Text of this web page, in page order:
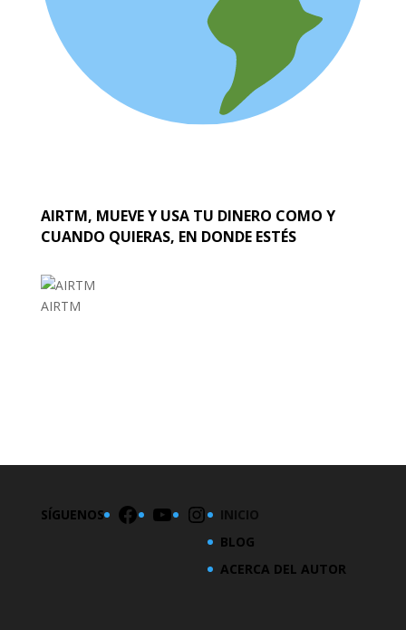
AIRTM, MUEVE Y USA TU DINERO COMO Y
CUANDO QUIERAS, EN DONDE ESTÉS
AIRTM
SÍGUENOS FacebookYouTubeInstagram
INICIO
BLOG
ACERCA DEL AUTOR